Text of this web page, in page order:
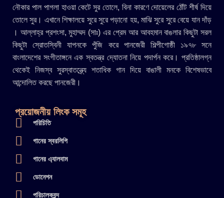
নৌকার পাল পাগলা হাওয়া কেটে সুর তোলে, বিনা কারণে দোয়েলের ঠোঁট শীর্ষ দিয়ে
তোলে সুর। এখানে শিক্ষালয়ে সুরে সুরে পড়ানো হয়, মাঝি সুরে সুরে বেয়ে যান দাঁড়
। আল্লাহ্র প্রশংসা, মুহাম্মদ (সাঃ) এর প্রেম আর আবহমান বাঙলার কিছুটা সরল
কিছুটা স্রোতস্বিনী যাপনকে পুঁজি করে পানজেরী শিল্পীগোষ্ঠী ১৯৭৮ সনে
বাংলাদেশের সংগীতাঙ্গনে এক স্বতন্ত্র দ্যোতনা নিয়ে পদার্পন করে। প্রতিষ্ঠালগ্ন
থেকেই নিজস্ব সুরস্বাতন্ত্র্যে শতাধিক গান দিয়ে বাঙালী মনকে বিশেষভাবে
আন্দোলিত করছে পানজেরী।
প্রয়োজনীয় লিংক সমূহ
পরিচিতি
গানের স্বরলিপি
গানের এ্যালবাম
ডোনেশন
পরিচালকবৃন্দ